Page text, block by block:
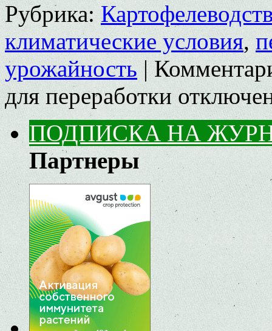
Рубрика:
климатические условия,
урожайность |
для переработки
ПОДПИСКА НА
Партнеры